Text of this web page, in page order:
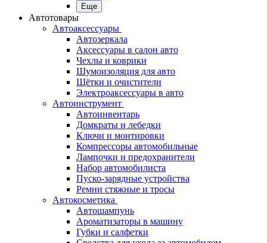
Еще
Автотовары
Автоаксессуары
Автозеркала
Аксессуары в салон авто
Чехлы и коврики
Шумоизоляция для авто
Щётки и очистители
Электроаксессуары в авто
Автоинструмент
Автоинвентарь
Домкраты и лебедки
Ключи и монтировки
Компрессоры автомобильные
Лампочки и предохранители
Набор автомобилиста
Пуско-зарядные устройства
Ремни стяжные и тросы
Автокосметика
Автошампунь
Ароматизаторы в машину
Губки и салфетки